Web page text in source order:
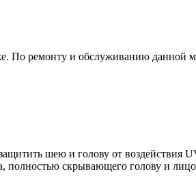
По ремонту и обслуживанию данной
шею и голову от воздействия
полностью скрывающего голову и